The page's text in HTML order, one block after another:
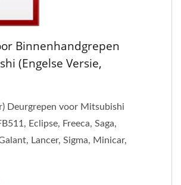
Binnenhandgrepen
(Engelse Versie,
Deurgrepen voor Mitsubishi
Eclipse, Freeca, Saga,
Lancer, Sigma, Minicar,